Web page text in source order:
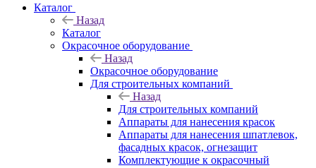
Каталог
Назад
Каталог
Окрасочное оборудование
Назад
Окрасочное оборудование
Для строительных компаний
Назад
Для строительных компаний
Аппараты для нанесения красок
Аппараты для нанесения шпатлевок,
фасадных красок, огнезащит
Комплектующие к окрасочный